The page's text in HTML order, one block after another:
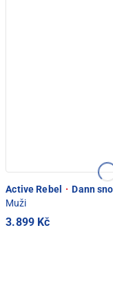
Active Rebel · Dann
Muži
3.899 Kč